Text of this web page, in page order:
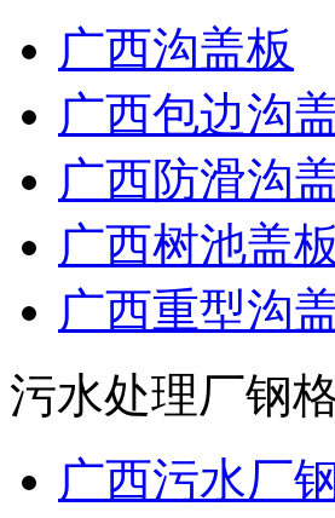
广西沟盖板
广西包边沟
广西防滑沟
广西树池盖板
广西重型沟
污水处理厂钢
广西污水厂